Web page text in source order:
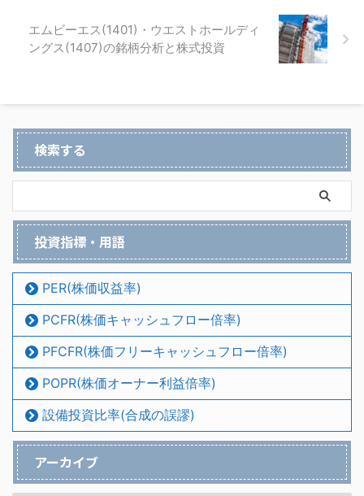
エムビーエス(1401)・ウエストホールディ
ングス(1407)の銘柄分析と株式投資
検索する
投資指標・用語
PER(株価収益率)
PCFR(株価キャッシュフロー倍率)
PFCFR(株価フリーキャッシュフロー倍率)
POPR(株価オーナー利益倍率)
設備投資比率(合成の誤謬)
アーカイブ